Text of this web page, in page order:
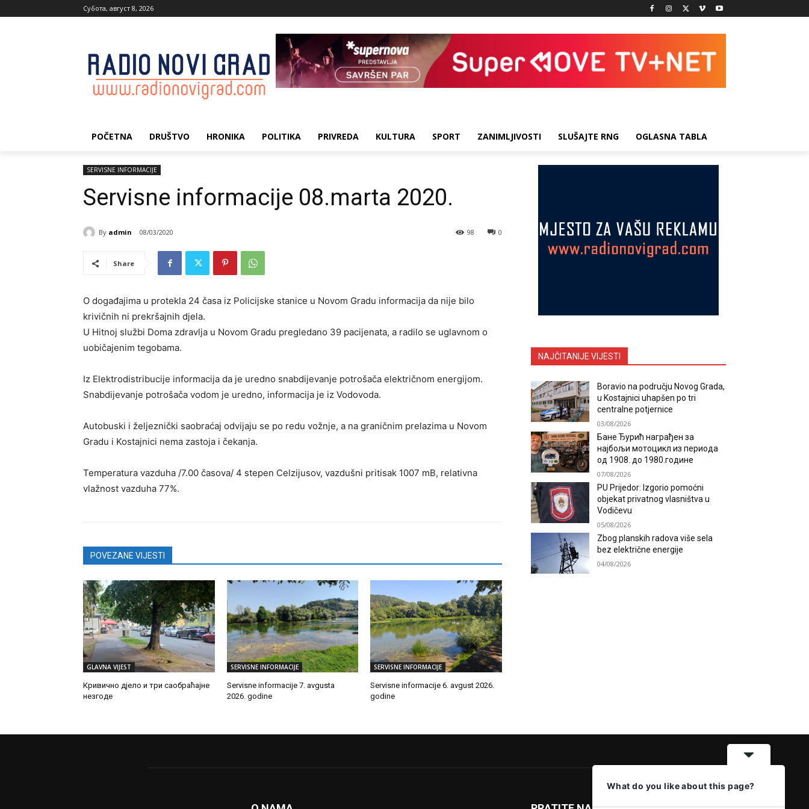
Субота, август 8, 2026
POČETNA DRUŠTVO HRONIKA POLITIKA PRIVREDA KULTURA SPORT ZANIMLJIVOSTI SLUŠAJTE RNG OGLASNA TABLA
SERVISNE INFORMACIJE
Servisne informacije 08.marta 2020.
By admin 08/03/2020 0
98
Share
O događajima u protekla 24 časa iz Policijske stanice u Novom Gradu informacija da nije bilo
krivičnih ni prekršajnih djela.
U Hitnoj službi Doma zdravlja u Novom Gradu pregledano 39 pacijenata, a radilo se uglavnom o
uobičajenim tegobama.
Iz Elektrodistribucije informacija da je uredno snabdijevanje potrošača električnom energijom.
Snabdijevanje potrošača vodom je uredno, informacija je iz Vodovoda.
Autobuski i željeznički saobraćaj odvijaju se po redu vožnje, a na graničnim prelazima u Novom
Gradu i Kostajnici nema zastoja i čekanja.
Temperatura vazduha /7.00 časova/ 4 stepen Celzijusov, vazdušni pritisak 1007 mB, relativna
vlažnost vazduha 77%.
POVEZANE VIJESTI
GLAVNA VIJEST
Кривично дјело и три саобраћајне
незгоде
SERVISNE INFORMACIJE
Servisne informacije 7. avgusta
2026. godine
SERVISNE INFORMACIJE
Servisne informacije 6. avgust 2026.
godine
NAJČITANIJE VIJESTI
Boravio na području Novog Grada,
u Kostajnici uhapšen po tri
centralne potjernice
03/08/2026
Бане Ђурић награђен за
најбољи мотоцикл из периода
од 1908. до 1980.године
07/08/2026
PU Prijedor: Izgorio pomoćni
objekat privatnog vlasništva u
Vodičevu
05/08/2026
Zbog planskih radova više sela
bez električne energije
04/08/2026
What do you like about this page?